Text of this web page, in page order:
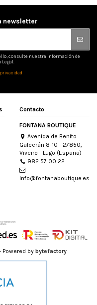
newsletter
consulte nuestra información de
Legal.
Contacto
FONTANA BOUTIQUE
Avenida de Benito
Galcerán 8-10 - 27850,
Viveiro - Lugo (España)
982 57 00 22
info@fontanaboutique.es
by bytefactory